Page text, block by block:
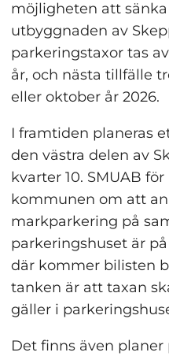
möjligheten att
utbyggnaden av
parkeringstaxor tas
år, och nästa tillfälle
eller oktober år 2026.
I framtiden planeras
den västra delen av
kvarter 10. SMUAB
kommunen om att
markparkering på
parkeringshuset är
där kommer bilisten
tanken är att taxan
gäller i
Det finns även